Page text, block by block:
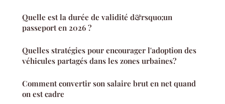
Quelle est la durée de validité d&rsquo;un
passeport en 2026 ?
Quelles stratégies pour encourager l'adoption des
véhicules partagés dans les zones urbaines?
Comment convertir son salaire brut en net quand
on est cadre